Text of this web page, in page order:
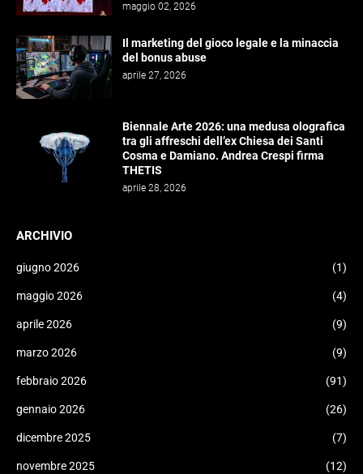
maggio 02, 2026
Il marketing del gioco legale e la minaccia
del bonus abuse
aprile 27, 2026
Biennale Arte 2026: una medusa olografica
tra gli affreschi dell’ex Chiesa dei Santi
Cosma e Damiano. Andrea Crespi firma
THETIS
aprile 28, 2026
ARCHIVIO
giugno 2026 (1)
maggio 2026 (4)
aprile 2026 (9)
marzo 2026 (9)
febbraio 2026 (91)
gennaio 2026 (26)
dicembre 2025 (7)
novembre 2025 (12)